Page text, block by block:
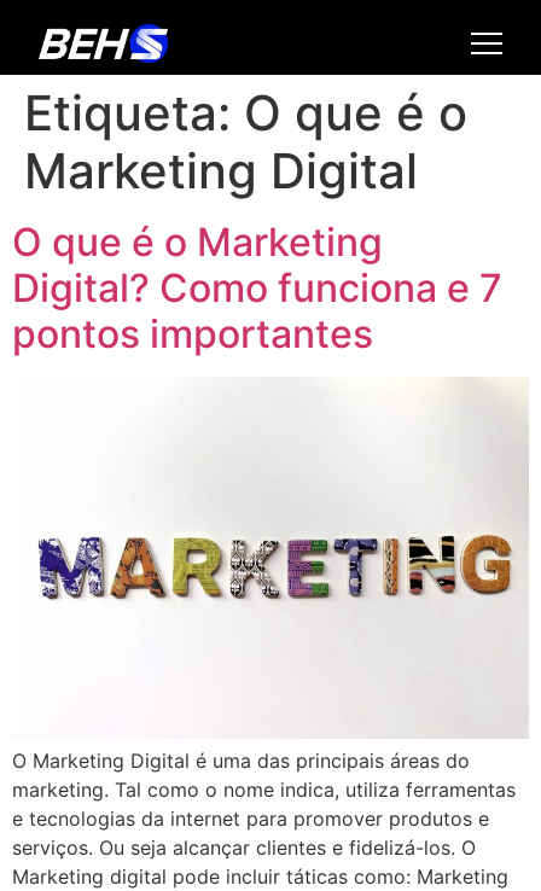
Etiqueta: O que é o
Marketing Digital
O que é o Marketing
Digital? Como funciona e 7
pontos importantes
O Marketing Digital é uma das principais áreas do
marketing. Tal como o nome indica, utiliza ferramentas
e tecnologias da internet para promover produtos e
serviços. Ou seja alcançar clientes e fidelizá-los. O
Marketing digital pode incluir táticas como: Marketing